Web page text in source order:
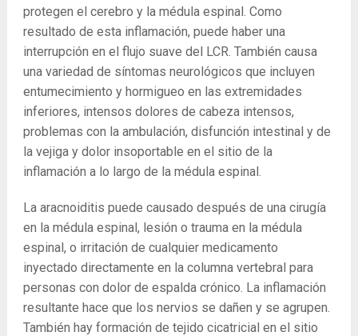
protegen el cerebro y la médula espinal. Como
resultado de esta inflamación, puede haber una
interrupción en el flujo suave del LCR. También causa
una variedad de síntomas neurológicos que incluyen
entumecimiento y hormigueo en las extremidades
inferiores, intensos dolores de cabeza intensos,
problemas con la ambulación, disfunción intestinal y de
la vejiga y dolor insoportable en el sitio de la
inflamación a lo largo de la médula espinal.
La aracnoiditis puede causado después de una cirugía
en la médula espinal, lesión o trauma en la médula
espinal, o irritación de cualquier medicamento
inyectado directamente en la columna vertebral para
personas con dolor de espalda crónico. La inflamación
resultante hace que los nervios se dañen y se agrupen.
También hay formación de tejido cicatricial en el sitio